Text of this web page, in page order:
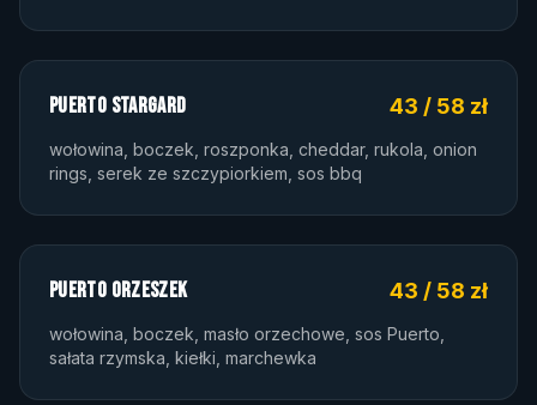
PUERTO STARGARD 43 / 58 zł
wołowina, boczek, roszponka, cheddar, rukola, onion
rings, serek ze szczypiorkiem, sos bbq
PUERTO ORZESZEK 43 / 58 zł
wołowina, boczek, masło orzechowe, sos Puerto,
sałata rzymska, kiełki, marchewka